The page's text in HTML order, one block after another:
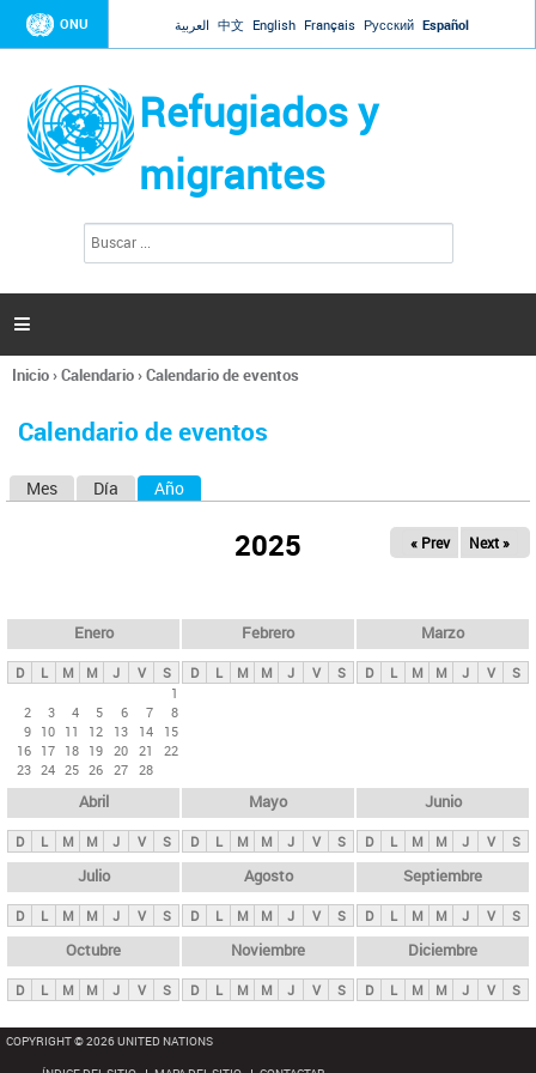
Jump to navigation
ONU العربية 中文 English Français Русский Español
Refugiados y
migrantes
l
d
s

Se
usted
Inicio›Calendario›Calendario de eventos
Calendario de eventos
s
p
n
i
p
a
l
s
Mes Día Año
2025 « Prev Next »
Enero
D L M M J V
S
1
2
3 4 5 6 7
8
9 10 11 12 13 14
15
16 17 18 19 20 21
22
23 24 25 26 27 28
Febrero
D L M M J V S
Marzo
D L M M J V S
Abril
D L M M J V S
Mayo
D L M M J V S
Junio
D L M M J V S
Julio
D L M M J V S
Agosto
D L M M J V S
Septiembre
D L M M J V S
Octubre
D L M M J V S
Noviembre
D L M M J V S
Diciembre
D L M M J V S
COPYRIGHT © 2026 UNITED NATIONS